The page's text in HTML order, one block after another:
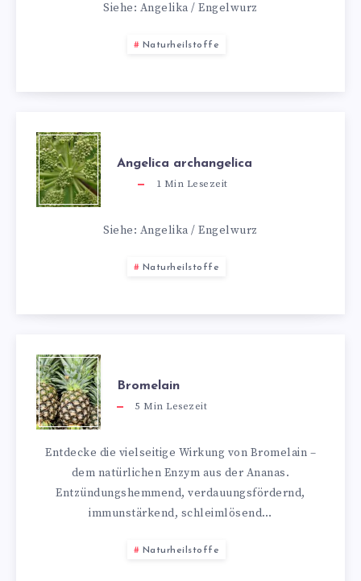
Siehe: Angelika / Engelwurz
Naturheilstoffe
Angelica archangelica
1 Min Lesezeit
Siehe: Angelika / Engelwurz
Naturheilstoffe
Bromelain
5 Min Lesezeit
Entdecke die vielseitige Wirkung von Bromelain –
dem natürlichen Enzym aus der Ananas.
Entzündungshemmend, verdauungsfördernd,
immunstärkend, schleimlösend…
Naturheilstoffe